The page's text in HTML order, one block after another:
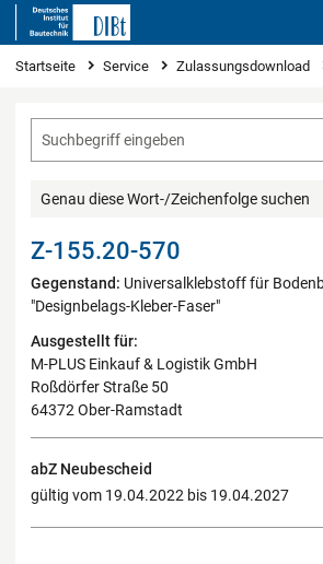
Sie sind hier
Startseite Service Zulassungsdownload
Genau diese Wort-/Zeichenfolge suchen
Z-155.20-570
Gegenstand: Universalklebstoff für
"Designbelags-Kleber-Faser"
Ausgestellt für:
M-PLUS Einkauf & Logistik GmbH
Roßdörfer Straße 50
64372 Ober-Ramstadt
abZ Neubescheid
gültig vom 19.04.2022 bis 19.04.2027